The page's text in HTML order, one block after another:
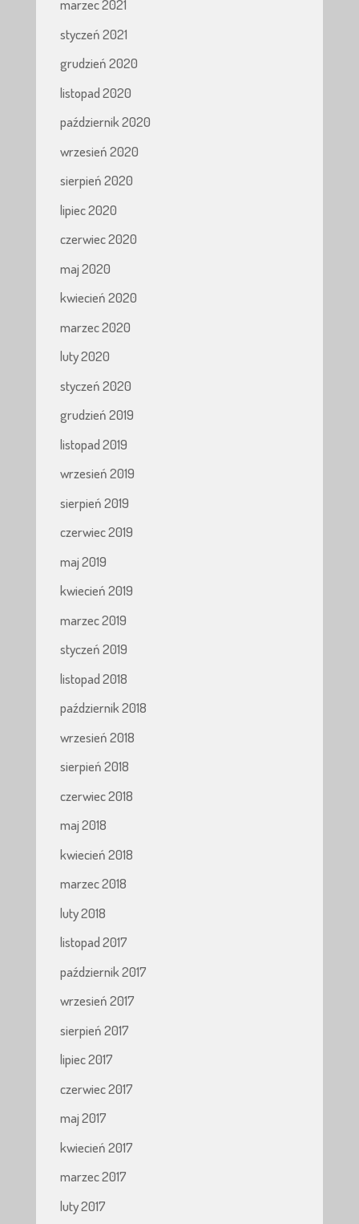
marzec 2021
styczeń 2021
grudzień 2020
listopad 2020
październik 2020
wrzesień 2020
sierpień 2020
lipiec 2020
czerwiec 2020
maj 2020
kwiecień 2020
marzec 2020
luty 2020
styczeń 2020
grudzień 2019
listopad 2019
wrzesień 2019
sierpień 2019
czerwiec 2019
maj 2019
kwiecień 2019
marzec 2019
styczeń 2019
listopad 2018
październik 2018
wrzesień 2018
sierpień 2018
czerwiec 2018
maj 2018
kwiecień 2018
marzec 2018
luty 2018
listopad 2017
październik 2017
wrzesień 2017
sierpień 2017
lipiec 2017
czerwiec 2017
maj 2017
kwiecień 2017
marzec 2017
luty 2017